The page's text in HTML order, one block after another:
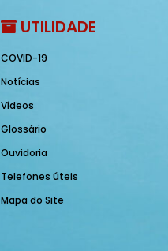
UTILIDADE
COVID-19
Notícias
Vídeos
Glossário
Ouvidoria
Telefones úteis
Mapa do Site